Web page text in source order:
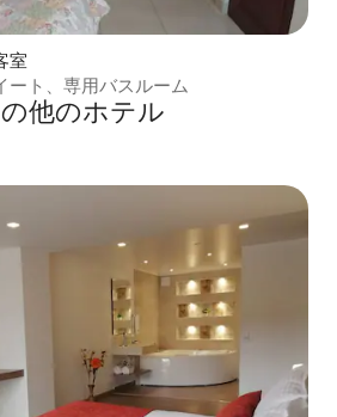
室
ート、専用バスルーム
他のホテル